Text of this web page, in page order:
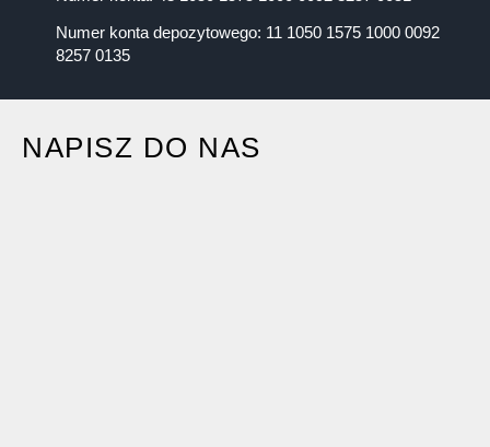
Numer konta depozytowego: 11 1050 1575 1000 0092
8257 0135
NAPISZ DO NAS